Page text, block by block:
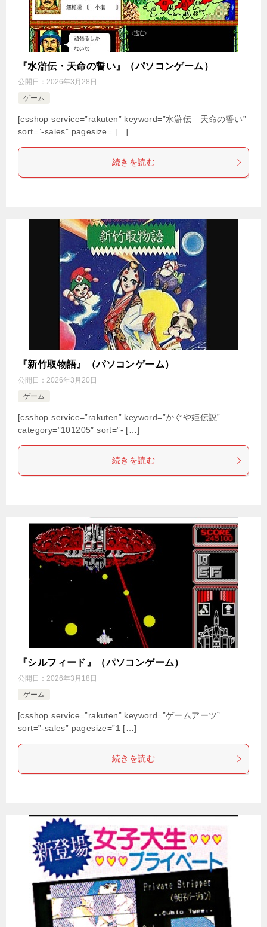
『水滸伝・天命の誓い』（パソコンゲーム）
公開日： 2026年3月28日
ゲーム
[csshop service=”rakuten” keyword=”水滸伝 天命の誓い”
sort=”-sales” pagesize=̶ […]
続きを読む
『新竹取物語』（パソコンゲーム）
公開日： 2026年3月20日
ゲーム
[csshop service=”rakuten” keyword=”かぐや姫伝説”
category=”101205″ sort=”- […]
続きを読む
『シルフィード』（パソコンゲーム）
公開日： 2026年3月18日
ゲーム
[csshop service=”rakuten” keyword=”ゲームアーツ”
sort=”-sales” pagesize=”1 […]
続きを読む